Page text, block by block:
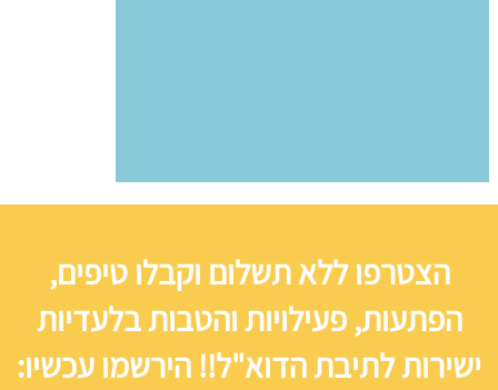
הצטרפו ללא תשלום וקבלו טיפים,
הפתעות, פעילויות והטבות בלעדיות
ישירות לתיבת הדוא"ל!! הירשמו עכשיו: